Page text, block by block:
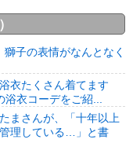
子の表情がなんとなく
衣たくさん着てます
衣コーデをご紹...
まさんが、「十年以上
理している…」と書